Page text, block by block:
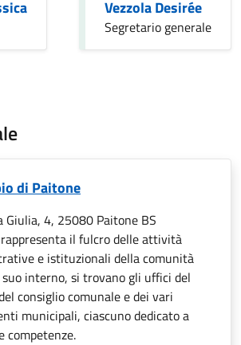
Vezzola Desirée
Segretario generale
di Paitone
Giulia, 4, 25080 Paitone BS
il fulcro delle attività
e istituzionali della comunità
suo interno, si trovano gli uffici del
consiglio comunale e dei vari
municipali, ciascuno dedicato a
competenze.